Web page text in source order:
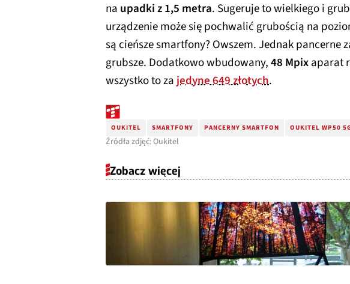
na upadki z 1,5 metra. Sugeruje to wielkiego i
urządzenie może się pochwalić grubością na
są cieńsze smartfony? Owszem. Jednak pancerne
grubsze. Dodatkowo wbudowany,48 Mpixaparat
wszystko to za jedyne 649 złotych.
OUKITEL SMARTFONY PANCERNY SMARTFON OUKITEL WP50
Źródła zdjęć: Oukitel
Zobacz więcej